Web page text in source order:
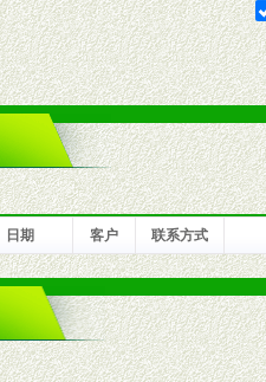
滞销品给予
服务咨询中
复您的疑问。
突发性产品
录并合理妥
日期 客户 联系方式